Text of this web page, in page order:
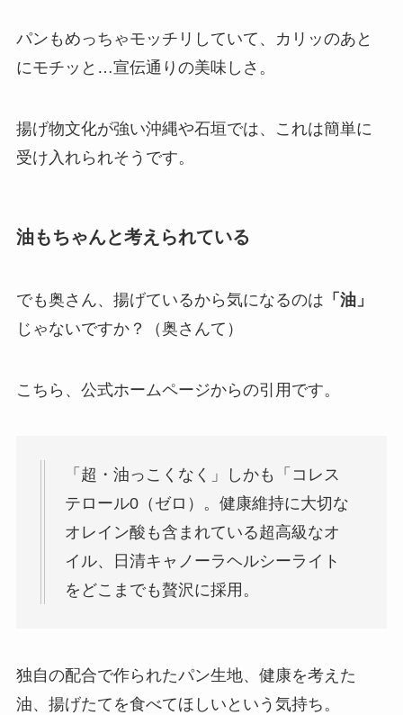
パンもめっちゃモッチリしていて、カリッのあと
にモチッと…宣伝通りの美味しさ。
揚げ物文化が強い沖縄や石垣では、これは簡単に
受け入れられそうです。
油もちゃんと考えられている
でも奥さん、揚げているから気になるのは 「油」
じゃないですか？（奥さんて）
こちら、公式ホームページからの引用です。
「超・油っこくなく」しかも「コレス
テロール0（ゼロ）。健康維持に大切な
オレイン酸も含まれている超高級なオ
イル、日清キャノーラヘルシーライト
をどこまでも贅沢に採用。
独自の配合で作られたパン生地、健康を考えた
油、揚げたてを食べてほしいという気持ち。